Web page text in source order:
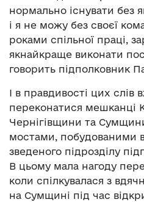
нормально існувати без
і я не можу без своєї
роками спільної праці,
якнайкраще виконати
говорить підполковник
І в правдивості цих слів
переконатися мешканці
Чернігівщини та
мостами, побудованими
зведеного підрозділу
В цьому мала нагоду
коли спілкувалася з
на Сумщині під час